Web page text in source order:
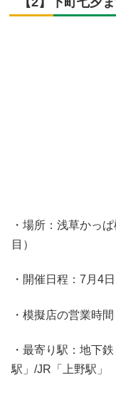
・場所：浅草かっ
目）
・開催日程：7月4
・模擬店の営業時
・最寄り駅：地下
駅」/JR「上野駅」